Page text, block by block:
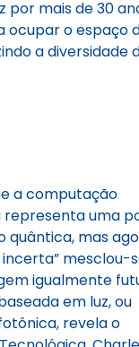
por mais de 30
ocupar o espaço
a diversidade
a computação
uma
quântica, mas
mesclou-
igualmente
em luz, ou
revela o